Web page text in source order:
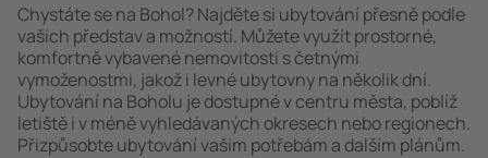
Chystáte se na Bohol? Najděte si ubytování přesně podle
vašich představ a možností. Můžete využít prostorné,
komfortně vybavené nemovitosti s četnými
vymoženostmi, jakož i levné ubytovny na několik dní.
Ubytování na Boholu je dostupné v centru města, poblíž
letiště i v méně vyhledávaných okresech nebo regionech.
Přizpůsobte ubytování vašim potřebám a dalším plánům.